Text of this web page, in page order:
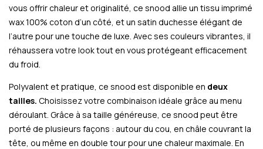
vous offrir chaleur et originalité, ce snood allie un tissu imprimé
wax 100% coton d’un côté, et un satin duchesse élégant de
l’autre pour une touche de luxe. Avec ses couleurs vibrantes, il
réhaussera votre look tout en vous protégeant efficacement
du froid.
Polyvalent et pratique, ce snood est disponible en deux
tailles. Choisissez votre combinaison idéale grâce au menu
déroulant. Grâce à sa taille généreuse, ce snood peut être
porté de plusieurs façons : autour du cou, en châle couvrant la
tête, ou même en double tour pour une chaleur maximale. En